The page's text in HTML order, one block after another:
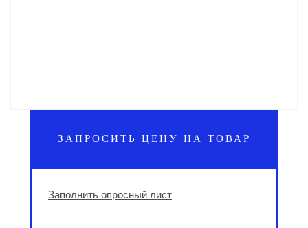
ЗАПРОСИТЬ ЦЕНУ НА ТОВАР
Заполнить опросный лист